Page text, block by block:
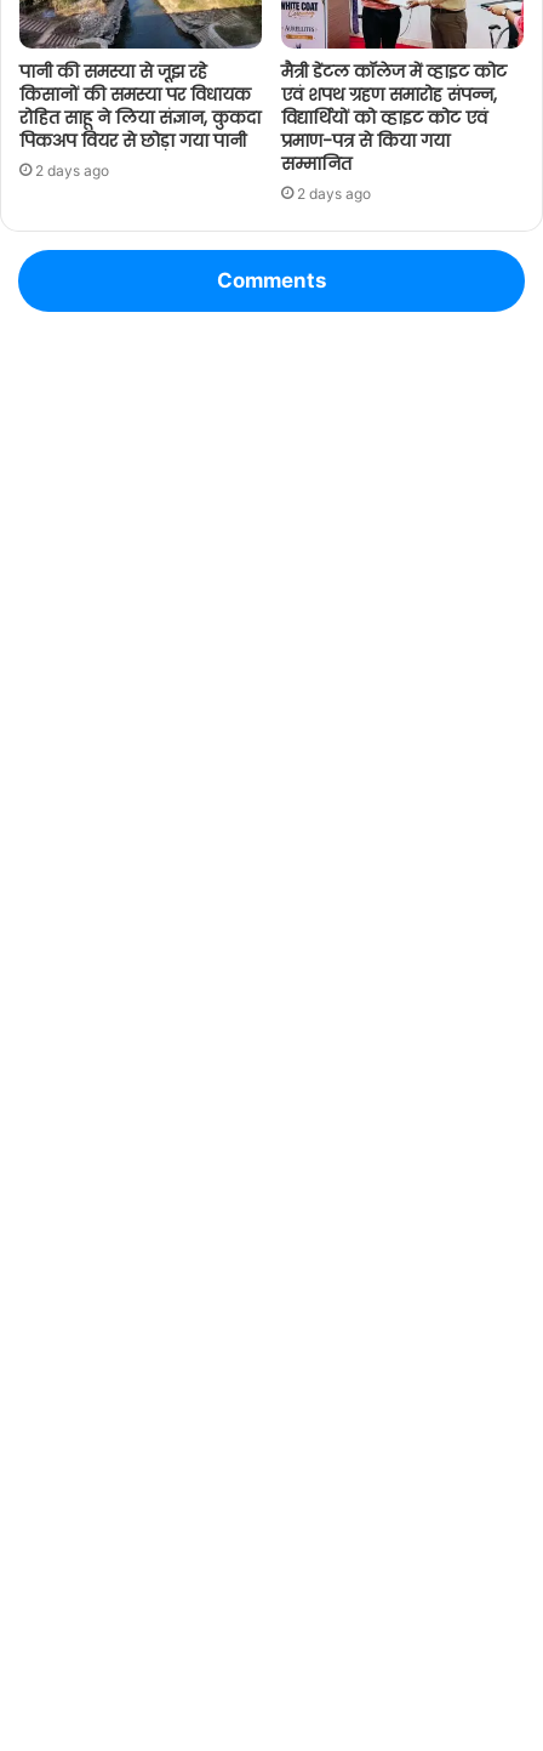
पानी की समस्या से जूझ रहे
किसानों की समस्या पर विधायक
रोहित साहू ने लिया संज्ञान, कुकदा
पिकअप वियर से छोड़ा गया पानी
2 days ago
मैत्री डेंटल कॉलेज में व्हाइट कोट
एवं शपथ ग्रहण समारोह संपन्न,
विद्यार्थियों को व्हाइट कोट एवं
प्रमाण-पत्र से किया गया
सम्मानित
2 days ago
Comments